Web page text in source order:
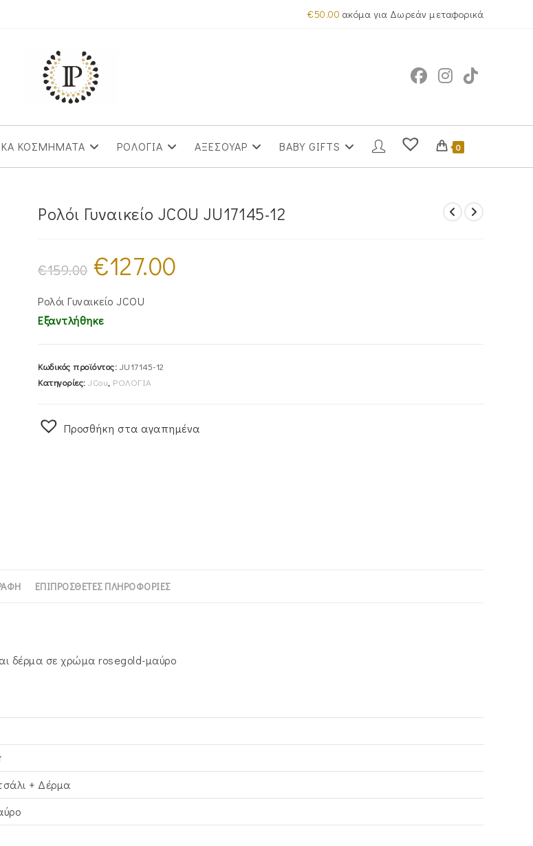
€50.00 ακόμα για Δωρεάν μεταφορικά
ΚΟΣΜΗΜΑΤΑ ΡΟΛΟΓΙΑ ΑΞΕΣΟΥΑΡ BABY GIFTS 0
Ρολόι Γυναικείο JCOU JU17145-12
€159.00
Original
price
was:
€127.00
Ρολόι Γυναικείο JCOU
Εξαντλήθηκε
Κωδικός προϊόντος: JU17145-12
Κατηγορίες: JCou, ΡΟΛΟΓΙΑ
Προσθήκη στα αγαπημένα
ΕΠΙΠΡΌΣΘΕΤΕΣ ΠΛΗΡΟΦΟΡΊΕΣ
δέρμα σε χρώμα rosegold-μαύρο
+ Δέρμα